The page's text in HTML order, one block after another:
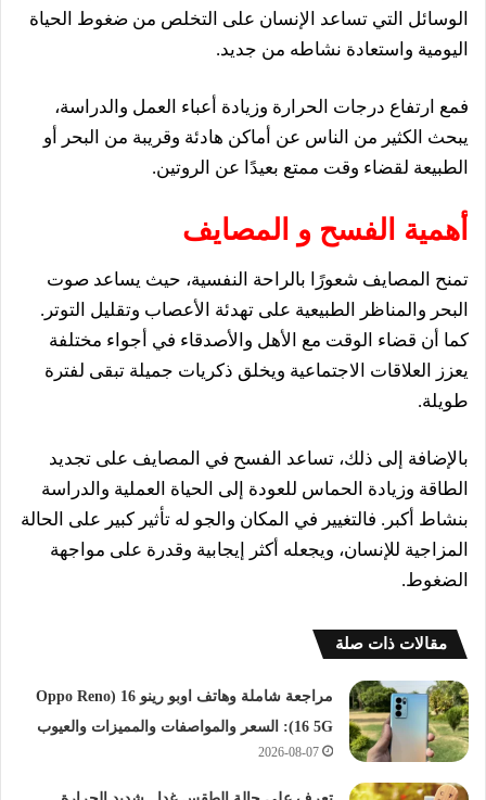
الوسائل التي تساعد الإنسان على التخلص من ضغوط الحياة
اليومية واستعادة نشاطه من جديد.
فمع ارتفاع درجات الحرارة وزيادة أعباء العمل والدراسة،
يبحث الكثير من الناس عن أماكن هادئة وقريبة من البحر أو
الطبيعة لقضاء وقت ممتع بعيدًا عن الروتين.
أهمية الفسح و المصايف
تمنح المصايف شعورًا بالراحة النفسية، حيث يساعد صوت
البحر والمناظر الطبيعية على تهدئة الأعصاب وتقليل التوتر.
كما أن قضاء الوقت مع الأهل والأصدقاء في أجواء مختلفة
يعزز العلاقات الاجتماعية ويخلق ذكريات جميلة تبقى لفترة
طويلة.
بالإضافة إلى ذلك، تساعد الفسح في المصايف على تجديد
الطاقة وزيادة الحماس للعودة إلى الحياة العملية والدراسة
بنشاط أكبر. فالتغيير في المكان والجو له تأثير كبير على الحالة
المزاجية للإنسان، ويجعله أكثر إيجابية وقدرة على مواجهة
الضغوط.
مقالات ذات صلة
مراجعة شاملة وهاتف اوبو رينو 16 (Oppo Reno
16 5G): السعر والمواصفات والمميزات والعيوب
2026-08-07